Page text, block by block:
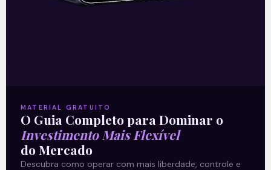
Sobre nós
Termos e Condições
Política de Privacidade
MATERIAL GRATUITO
O Guia Completo para Dominar o
Investimento Mais Flexível
do Mercado
Descubra como operar com mais liberdade, controle e